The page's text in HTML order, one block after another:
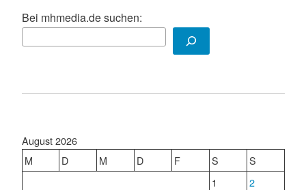
Bei mhmedia.de suchen:
August 2026
M
D M D F S
S
1
2